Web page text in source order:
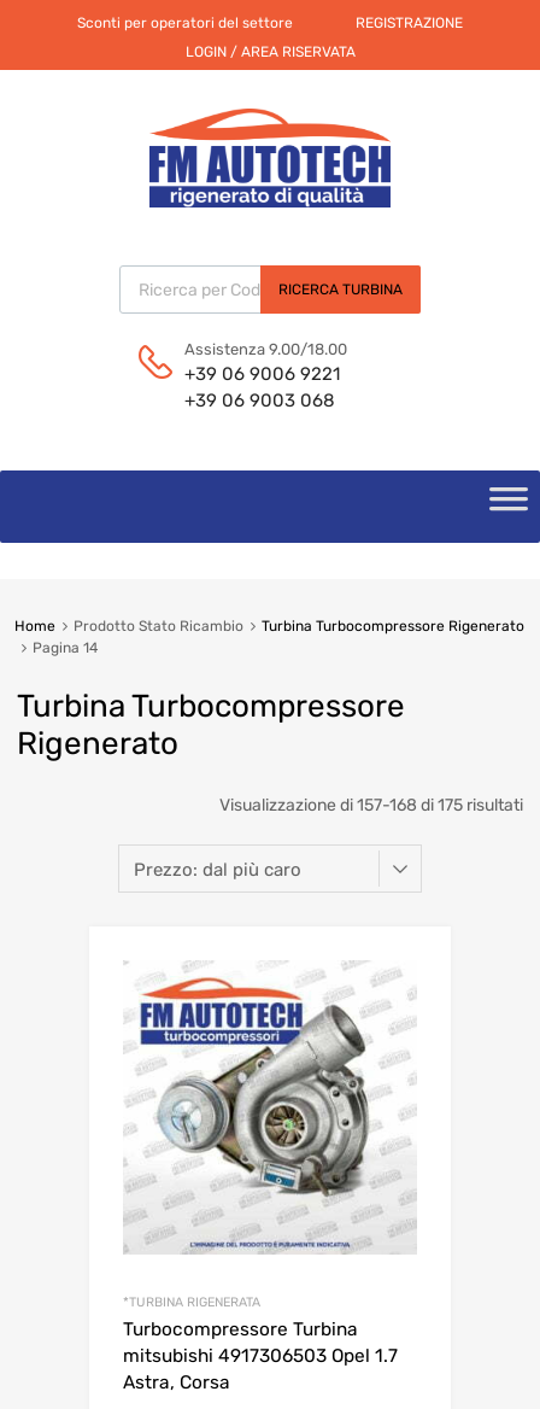
Sconti per operatori del settore
REGISTRAZIONE
LOGIN / AREA RISERVATA
Products search
RICERCA TURBINA
Assistenza 9.00/18.00
+39 06 9006 9221
+39 06 9003 068
content
Home Prodotto Stato Ricambio
Turbina Turbocompressore Rigenerato
Pagina 14
Turbina Turbocompressore
Rigenerato
Visualizzazione di 157-168 di 175 risultati
*TURBINA RIGENERATA
Turbocompressore Turbina
mitsubishi 4917306503 Opel 1.7
Astra, Corsa